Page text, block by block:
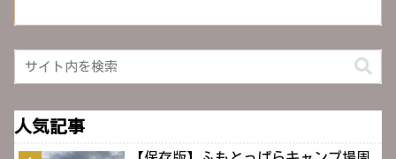
人気記事